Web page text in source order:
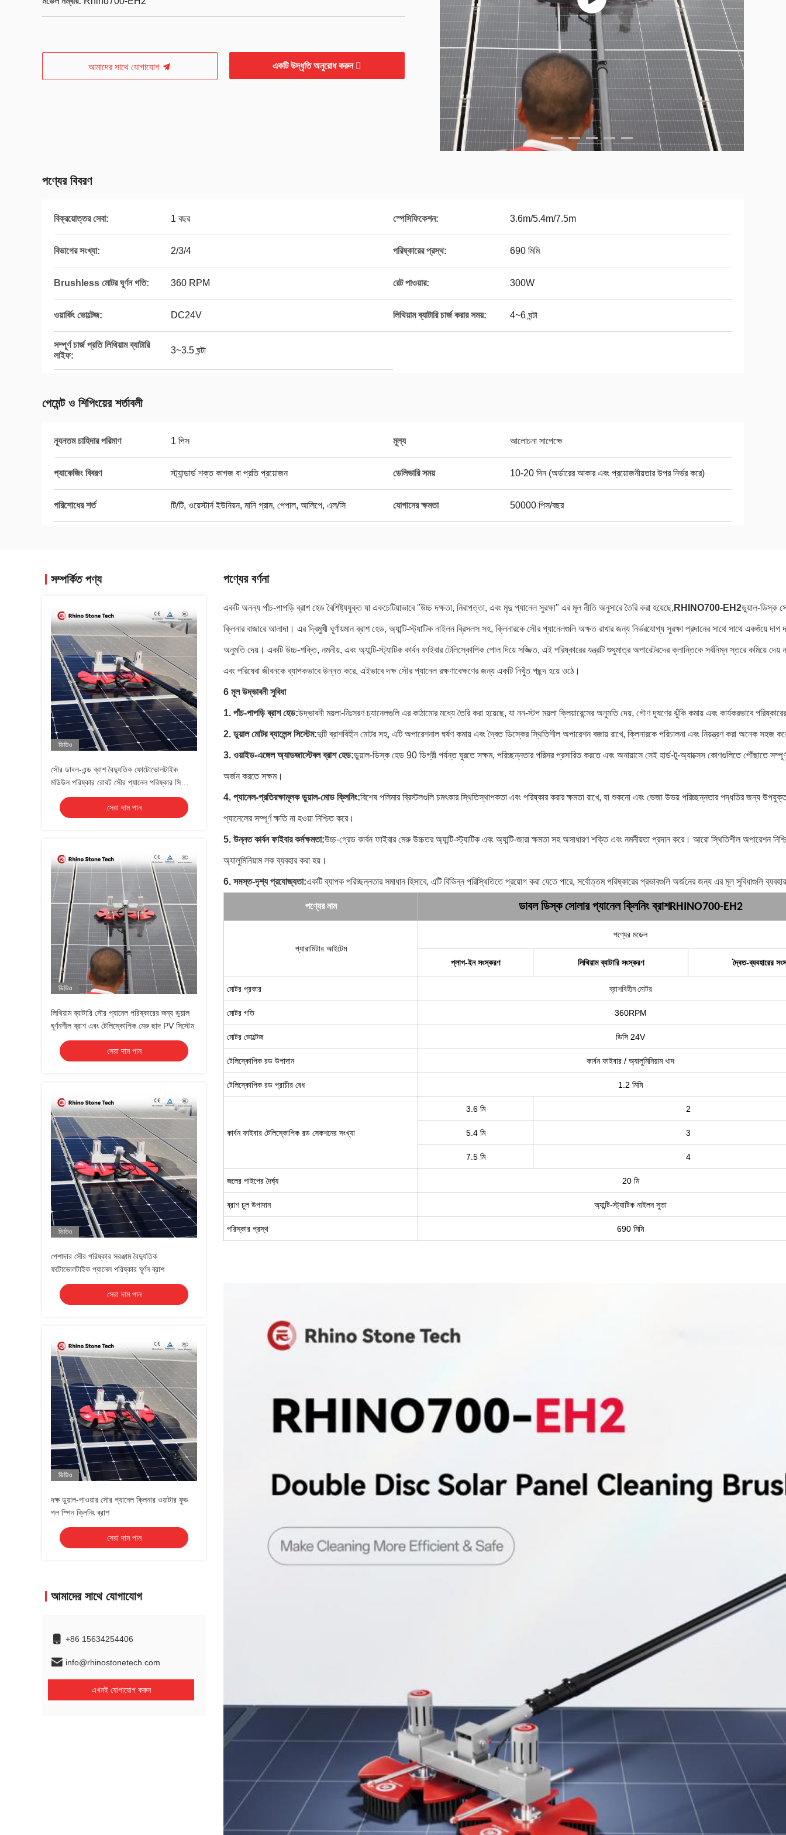
আমাদের সাথে যোগাযোগ একটি উদ্ধৃতি অনুরোধ করুন
পণ্যের বিবরণ
বিক্রয়োত্তর সেবা: 1 বছর স্পেসিফিকেশন: 3.6m/5.4m/7.5m
বিভাগের সংখ্যা: 2/3/4 পরিষ্কারের প্রস্থ: 690 মিমি
Brushless মোটর ঘূর্ণন গতি: 360 RPM রেট পাওয়ার: 300W
ওয়ার্কিং ভোল্টেজ: DC24V লিথিয়াম ব্যাটারি চার্জ করার সময়: 4~6 ঘন্টা
সম্পূর্ণ চার্জ প্রতি লিথিয়াম ব্যাটারি
লাইফ:
3~3.5 ঘন্টা
পেমেন্ট ও শিপিংয়ের শর্তাবলী
ন্যূনতম চাহিদার পরিমাণ 1 পিস মূল্য আলোচনা সাপেক্ষে
প্যাকেজিং বিবরণ স্ট্যান্ডার্ড শক্ত কাগজ বা প্রতি প্রয়োজন ডেলিভারি সময় 10-20 দিন (অর্ডারের আকার এবং প্রয়োজনীয়তার উপর নির্ভর করে)
পরিশোধের শর্ত টি/টি, ওয়েস্টার্ন ইউনিয়ন, মানি গ্রাম, পেপাল, আলিপে, এল/সি যোগানের ক্ষমতা 50000 পিস/বছর
সম্পর্কিত পণ্য
ভিডিও
সৌর ডাবল-এন্ড ব্রাশ বৈদ্যুতিক ফোটোভোলটাইক
মডিউল পরিষ্কার রোবট সৌর প্যানেল পরিষ্কার সিস্টেম
সরঞ্জাম সঙ্গে ব্রাশ
সেরা দাম পান
ভিডিও
লিথিয়াম ব্যাটারি সৌর প্যানেল পরিষ্কারের জন্য ডুয়াল
ঘূর্ণনশীল ব্রাশ এবং টেলিস্কোপিক মেরু ছাদ PV সিস্টেম
সেরা দাম পান
ভিডিও
পেশাদার সৌর পরিষ্কার সরঞ্জাম বৈদ্যুতিক
ফটোভোলটাইক প্যানেল পরিষ্কার ঘূর্ণন ব্রাশ
সেরা দাম পান
ভিডিও
দক্ষ ডুয়াল-পাওয়ার সৌর প্যানেল ক্লিনার ওয়াটার ফুড
পল স্পিন ক্লিনিং ব্রাশ
সেরা দাম পান
আমাদের সাথে যোগাযোগ
+86 15634254406
info@rhinostonetech.com
এখনই যোগাযোগ করুন
পণ্যের বর্ণনা
একটি অনন্য পাঁচ-পাপড়ি ব্রাশ হেড বৈশিষ্ট্যযুক্ত যা একচেটিয়াভাবে "উচ্চ দক্ষতা, নিরাপত্তা, এবং মৃদু প্যানেল সুরক্ষা" এর মূল নীতি অনুসারে তৈরি করা হয়েছে, RHINO700-EH2ডুয়াল-ডিস্ক
ক্লিনার বাজারে আলাদা। এর দ্বিমুখী ঘূর্ণায়মান ব্রাশ হেড, অ্যান্টি-স্ট্যাটিক নাইলন ব্রিসলস সহ, ক্লিনারকে সৌর প্যানেলগুলি অক্ষত রাখার জন্য নির্ভরযোগ্য সুরক্ষা প্রদানের সাথে সাথে একগুঁয়ে
অনুমতি দেয়। একটি উচ্চ-শক্তি, নমনীয়, এবং অ্যান্টি-স্ট্যাটিক কার্বন ফাইবার টেলিস্কোপিক পোল দিয়ে সজ্জিত, এই পরিষ্কারের যন্ত্রটি শুধুমাত্র অপারেটরদের ক্লান্তিকে সর্বনিম্ন স্তরে কমিয়ে দেয়
এবং পরিষেবা জীবনকে ব্যাপকভাবে উন্নত করে, এইভাবে দক্ষ সৌর প্যানেল রক্ষণাবেক্ষণের জন্য একটি নিখুঁত পছন্দ হয়ে ওঠে।
6 মূল উদ্ভাবনী সুবিধা
1. পাঁচ-পাপড়ি ব্রাশ হেড:উদ্ভাবনী ময়লা-নিঃসরণ চ্যানেলগুলি এর কাঠামোর মধ্যে তৈরি করা হয়েছে, যা নন-স্টপ ময়লা ক্লিয়ারেন্সের অনুমতি দেয়, গৌণ দূষণের ঝুঁকি কমায় এবং কার্যকরভাবে
2. ডুয়াল মোটর ব্যালেন্স সিস্টেম:দুটি ব্রাশবিহীন মোটর সহ, এটি অপারেশনাল ঘর্ষণ কমায় এবং দ্বৈত ডিস্কের স্থিতিশীল অপারেশন বজায় রাখে, ক্লিনারকে পরিচালনা এবং নিয়ন্ত্রণ করা অনেক সহজ
3. ওয়াইড-এঙ্গেল অ্যাডজাস্টেবল ব্রাশ হেড:ডুয়াল-ডিস্ক হেড 90 ডিগ্রী পর্যন্ত ঘুরতে সক্ষম, পরিচ্ছন্নতার পরিসর প্রসারিত করতে এবং অনায়াসে সেই হার্ড-টু-অ্যাক্সেস কোণগুলিতে পৌঁছাতে
অর্জন করতে সক্ষম।
4. প্যানেল-প্রতিরক্ষামূলক ডুয়াল-মোড ক্লিনিং:বিশেষ পলিমার ব্রিস্টলগুলি চমৎকার স্থিতিস্থাপকতা এবং পরিষ্কার করার ক্ষমতা রাখে, যা শুকনো এবং ভেজা উভয় পরিচ্ছন্নতার পদ্ধতির জন্য
প্যানেলের সম্পূর্ণ ক্ষতি না হওয়া নিশ্চিত করে।
5. উন্নত কার্বন ফাইবার কর্মক্ষমতা:উচ্চ-গ্রেড কার্বন ফাইবার মেরু উচ্চতর অ্যান্টি-স্ট্যাটিক এবং অ্যান্টি-জারা ক্ষমতা সহ অসাধারণ শক্তি এবং নমনীয়তা প্রদান করে। আরো স্থিতিশীল অপারেশন
অ্যালুমিনিয়াম লক ব্যবহার করা হয়।
6. সমস্ত-দৃশ্য প্রযোজ্যতা:একটি ব্যাপক পরিচ্ছন্নতার সমাধান হিসাবে, এটি বিভিন্ন পরিস্থিতিতে প্রয়োগ করা যেতে পারে, সর্বোত্তম পরিষ্কারের প্রভাবগুলি অর্জনের জন্য এর মূল সুবিধাগুলি
পণ্যের নাম ডাবল ডিস্ক সোলার প্যানেল ক্লিনিং ব্রাশRHINO700-EH2
প্যারামিটার আইটেম
পণ্যের মডেল
প্লাগ-ইন সংস্করণ লিথিয়াম ব্যাটারি সংস্করণ দ্বৈত-ব্যবহারের
মোটর প্রকার ব্রাশবিহীন মোটর
মোটর গতি 360RPM
মোটর ভোল্টেজ ডিসি 24V
টেলিস্কোপিক রড উপাদান কার্বন ফাইবার / অ্যালুমিনিয়াম খাদ
টেলিস্কোপিক রড প্রাচীর বেধ 1.2 মিমি
কার্বন ফাইবার টেলিস্কোপিক রড সেকশনের সংখ্যা
3.6 মি 2
5.4 মি 3
7.5 মি 4
জলের পাইপের দৈর্ঘ্য 20 মি
ব্রাশ চুল উপাদান অ্যান্টি-স্ট্যাটিক নাইলন সুতা
পরিস্কার প্রস্থ 690 মিমি